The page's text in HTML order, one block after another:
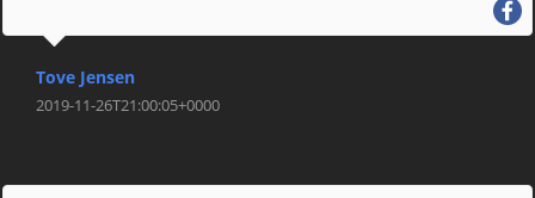
Tove Jensen
2019-11-26T21:00:05+0000